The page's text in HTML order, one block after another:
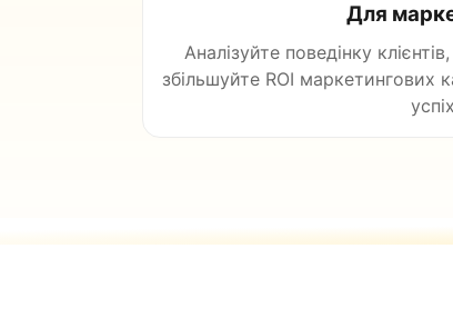
Для
Аналізуйте поведінку
збільшуйте ROI маркетингових